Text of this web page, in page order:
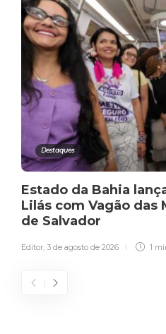
Destaques
Estado da Bahia
Lilás com Vagão
de Salvador
Editor, 3 de agosto de 2026 1